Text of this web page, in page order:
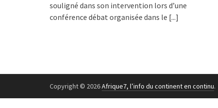
souligné dans son intervention lors d’une
conférence débat organisée dans le [...]
Copyright © 2026Afrique7, l’info du continent en continu.